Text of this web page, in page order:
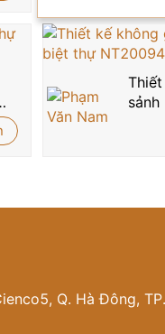
Q. Hà Đông,